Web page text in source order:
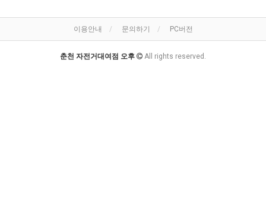
이용안내 문의하기 PC버전
춘천 자전거대여점 오후 All rights reserved.